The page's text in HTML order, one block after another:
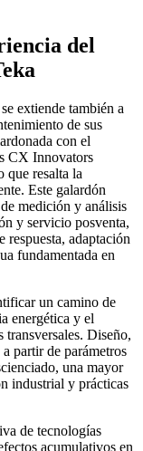
del
extiende también a
de sus
con el
CX Innovators
que resalta la
Este galardón
medición y análisis
y servicio posventa,
adaptación
fundamentada en
un camino de
energética y el
Diseño,
partir de parámetros
una mayor
industrial y prácticas
de tecnologías
acumulativos en